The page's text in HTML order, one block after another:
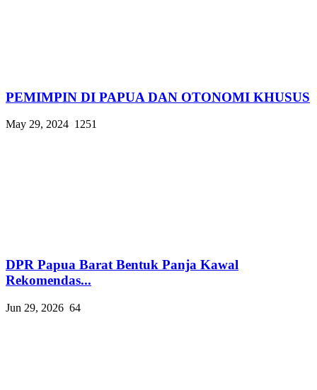
PEMIMPIN DI PAPUA DAN OTONOMI KHUSUS
May 29, 2024 1251
DPR Papua Barat Bentuk Panja Kawal
Rekomendas...
Jun 29, 2026 64